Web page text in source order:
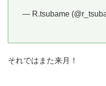
— R.tsubame
それではまた来月！